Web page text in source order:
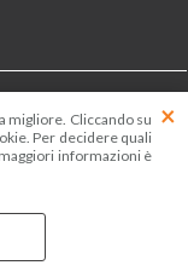
migliore. Cliccando su
Per decidere quali
informazioni è